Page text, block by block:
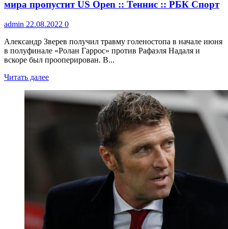
мира пропустит US Open :: Теннис :: РБК Спорт
admin 22.08.2022 0
Александр Зверев получил травму голеностопа в начале июня
в полуфинале «Ролан Гаррос» против Рафаэля Надаля и
вскоре был прооперирован. В...
Читать далее